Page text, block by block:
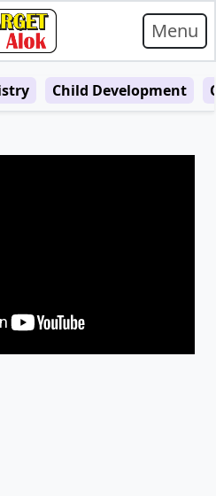
Menu
Child Development